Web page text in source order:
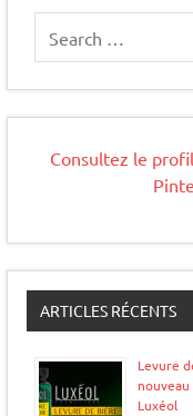
Consultez le
ARTICLES RÉCENTS
Levure
Luxéol